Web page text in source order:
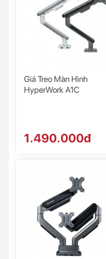
Giá Treo Màn Hình
HyperWork A1C
1.490.000đ